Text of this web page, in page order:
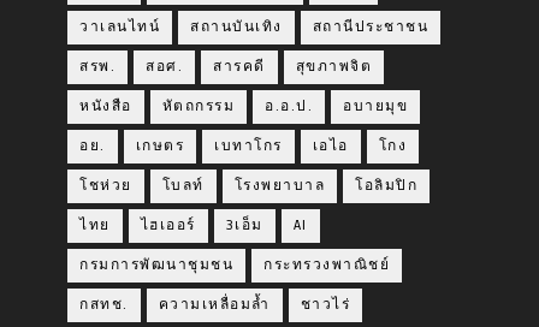
วาเลนไทน์ สถานบันเทิง สถานีประชาชน
สรพ. สอศ. สารคดี สุขภาพจิต
หนังสือ หัตถกรรม อ.อ.ป. อบายมุข
อย. เกษตร เบทาโกร เอไอ โกง
โชห่วย โบลท์ โรงพยาบาล โอลิมปิก
ไทย ไฮเออร์ 3เอ็ม AI
กรมการพัฒนาชุมชน กระทรวงพาณิชย์
กสทช. ความเหลื่อมล้ำ ชาวไร่